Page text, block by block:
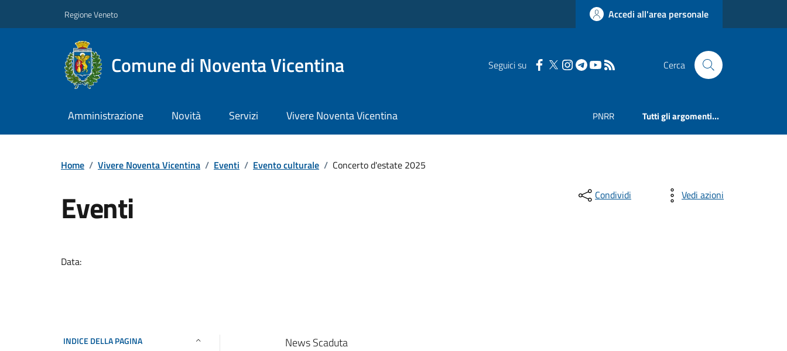
Regione Veneto Accedi all'area personale
Comune di Noventa Vicentina Seguici su Cerca
Amministrazione Novità Servizi Vivere Noventa Vicentina PNRR Tutti gli argomenti...
Home / Vivere Noventa Vicentina / Eventi / Evento culturale / Concerto d'estate 2025
Eventi
Data:
Condividi Vedi azioni
INDICE DELLA PAGINA News Scaduta